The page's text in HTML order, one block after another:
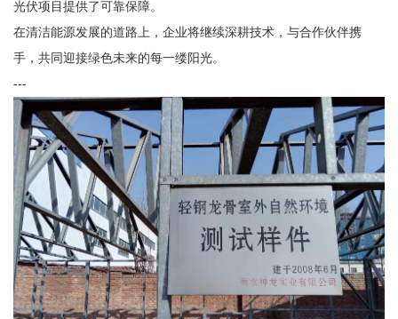
光伏项目提供了可靠保障。
在清洁能源发展的道路上，企业将继续深耕技术，与合作伙伴携
手，共同迎接绿色未来的每一缕阳光。
---